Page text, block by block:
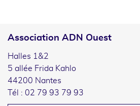
Association ADN Ouest
Halles 1&2
5 allée Frida Kahlo
44200 Nantes
Tél : 02 79 93 79 93